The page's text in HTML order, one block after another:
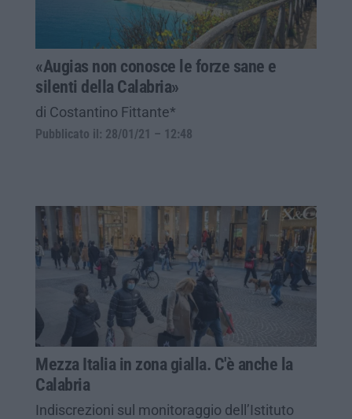
«Augias non conosce le forze sane e
silenti della Calabria»
di Costantino Fittante*
Pubblicato il: 28/01/21 – 12:48
Mezza Italia in zona gialla. C'è anche la
Calabria
Indiscrezioni sul monitoraggio dell’Istituto